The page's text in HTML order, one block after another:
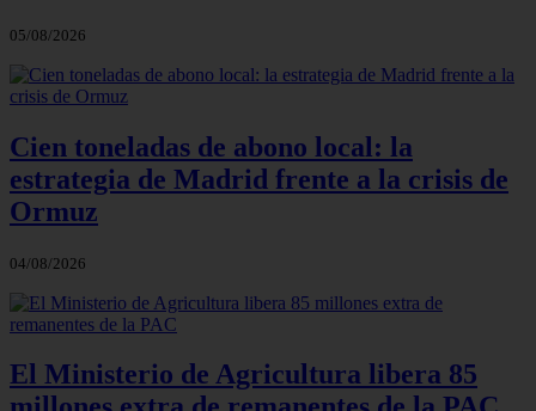
05/08/2026
Cien toneladas de abono local: la
estrategia de Madrid frente a la crisis de
Ormuz
04/08/2026
El Ministerio de Agricultura libera 85